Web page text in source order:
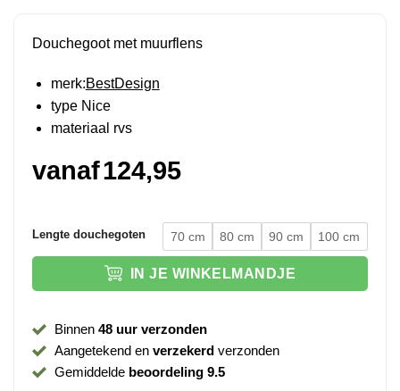
Douchegoot met muurflens
merk:BestDesign
type Nice
materiaal rvs
vanaf124,95
Lengte douchegoten 70 cm 80 cm 90 cm 100 cm
IN JE WINKELMANDJE
Binnen 48 uur verzonden
Aangetekend en verzekerdverzonden
Gemiddelde beoordeling 9.5